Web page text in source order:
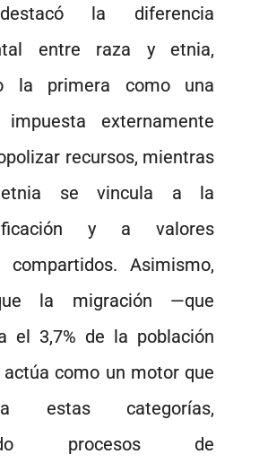
la diferencia
entre raza y etnia,
la primera como una
impuesta externamente
recursos, mientras
se vincula a la
y a valores
compartidos. Asimismo,
la migración —que
el 3,7% de la población
como un motor que
estas categorías,
procesos de